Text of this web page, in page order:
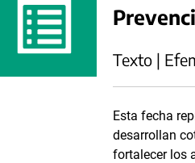
Texto |
Esta fecha
desarrollan
fortalecer los